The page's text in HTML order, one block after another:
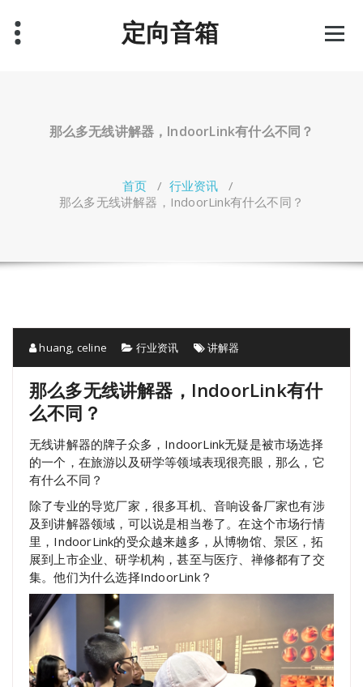
定向音箱
那么多无线讲解器，IndoorLink有什么不同？
首页 / 行业资讯 /
那么多无线讲解器，IndoorLink有什么不同？
huang, celine 行业资讯 讲解器
那么多无线讲解器，IndoorLink有什
么不同？
无线讲解器的牌子众多，IndoorLink无疑是被市场选择
的一个，在旅游以及研学等领域表现很亮眼，那么，它
有什么不同？
除了专业的导览厂家，很多耳机、音响设备厂家也有涉
及到讲解器领域，可以说是相当卷了。在这个市场行情
里，IndoorLink的受众越来越多，从博物馆、景区，拓
展到上市企业、研学机构，甚至与医疗、禅修都有了交
集。他们为什么选择IndoorLink？